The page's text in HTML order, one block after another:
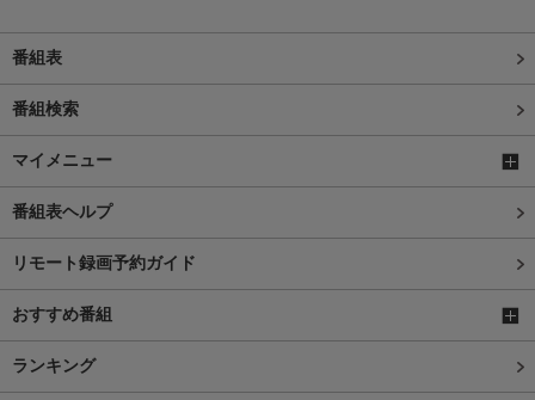
番組表
番組検索
マイメニュー
番組表ヘルプ
リモート録画予約ガイド
おすすめ番組
ランキング